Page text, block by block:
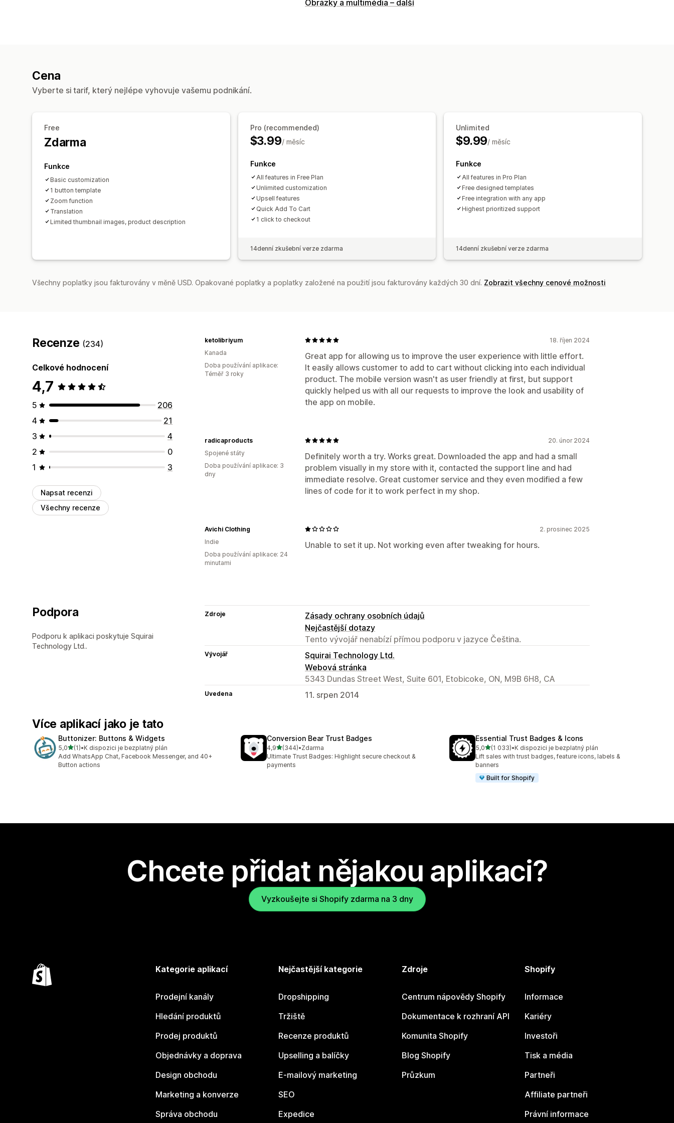
Obrázky a multimédia – další
Cena
Vyberte si tarif, který nejlépe vyhovuje vašemu podnikání.
Free
Zdarma
Funkce
Basic customization
1 button template
Zoom function
Translation
Limited thumbnail images, product description
Pro (recommended)
$3.99/ měsíc
Funkce
All features in Free Plan
Unlimited customization
Upsell features
Quick Add To Cart
1 click to checkout
14denní zkušební verze zdarma
Unlimited
$9.99/ měsíc
Funkce
All features in Pro Plan
Free designed templates
Free integration with any app
Highest prioritized support
14denní zkušební verze zdarma
Všechny poplatky jsou fakturovány v měně USD. Opakované poplatky a poplatky založené na použití jsou fakturovány každých 30 dní. Zobrazit všechny cenové možnosti
Recenze (234)
Celkové hodnocení
4,7
5
206
4
21
3
4
2
0
1
3
Napsat recenzi
Všechny recenze
18. říjen 2024
Great app for allowing us to improve the user experience with little effort.
It easily allows customer to add to cart without clicking into each individual
product. The mobile version wasn't as user friendly at first, but support
quickly helped us with all our requests to improve the look and usability of
the app on mobile.
ketolibriyum
Kanada
Doba používání aplikace:
Téměř 3 roky
20. únor 2024
Definitely worth a try. Works great. Downloaded the app and had a small
problem visually in my store with it, contacted the support line and had
immediate resolve. Great customer service and they even modified a few
lines of code for it to work perfect in my shop.
radicaproducts
Spojené státy
Doba používání aplikace: 3
dny
2. prosinec 2025
Unable to set it up. Not working even after tweaking for hours.
Avichi Clothing
Indie
Doba používání aplikace: 24
minutami
Podpora
Podporu k aplikaci poskytuje Squirai
Technology Ltd..
Zdroje
Zásady ochrany osobních údajů
Nejčastější dotazy
Tento vývojář nenabízí přímou podporu v jazyce Čeština.
Vývojář
Squirai Technology Ltd.
Webová stránka
5343 Dundas Street West, Suite 601, Etobicoke, ON, M9B 6H8, CA
Uvedena 11. srpen 2014
Více aplikací jako je tato
Buttonizer: Buttons & Widgets
5,0z 5 hvězd
(1)
Celkový počet recenzí: 1
•K dispozici je bezplatný plán
Add WhatsApp Chat, Facebook Messenger, and 40+
Button actions
Conversion Bear Trust Badges
4,9z 5 hvězd
(344)
Celkový počet recenzí: 344
•Zdarma
Ultimate Trust Badges: Highlight secure checkout &
payments
Essential Trust Badges & Icons
5,0z 5 hvězd
(1 033)
Celkový počet recenzí: 1033
•K dispozici je bezplatný plán
Lift sales with trust badges, feature icons, labels &
banners
Built for Shopify
Chcete přidat nějakou aplikaci?
Vyzkoušejte si Shopify zdarma na 3 dny
Kategorie aplikací
Prodejní kanály
Hledání produktů
Prodej produktů
Objednávky a doprava
Design obchodu
Marketing a konverze
Správa obchodu
Nejčastější kategorie
Dropshipping
Tržiště
Recenze produktů
Upselling a balíčky
E-mailový marketing
SEO
Expedice
Zdroje
Centrum nápovědy Shopify
Dokumentace k rozhraní API
Komunita Shopify
Blog Shopify
Průzkum
Shopify
Informace
Kariéry
Investoři
Tisk a média
Partneři
Affiliate partneři
Právní informace